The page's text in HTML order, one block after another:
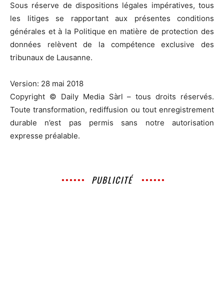
Sous réserve de dispositions légales impératives, tous
les litiges se rapportant aux présentes conditions
générales et à la Politique en matière de protection des
données relèvent de la compétence exclusive des
tribunaux de Lausanne.
Version: 28 mai 2018
Copyright © Daily Media Sàrl – tous droits réservés.
Toute transformation, rediffusion ou tout enregistrement
durable n’est pas permis sans notre autorisation
expresse préalable.
PUBLICITÉ